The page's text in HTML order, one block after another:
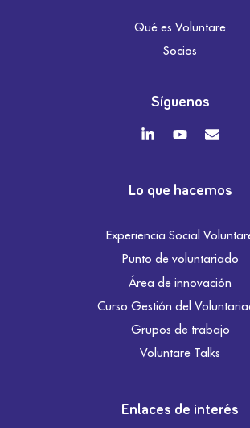
Qué es Voluntare
Socios
Síguenos
Lo que hacemos
Experiencia Social
Punto de voluntariado
Área de innovación
Curso Gestión del
Grupos de trabajo
Voluntare Talks
Enlaces de interés